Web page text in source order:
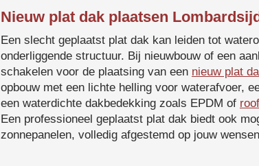
Nieuw plat dak plaatsen
Een slecht geplaatst plat dak kan leiden tot
onderliggende structuur. Bij nieuwbouw of een
schakelen voor de plaatsing van een nieuw plat
opbouw met een lichte helling voor waterafvoer,
een waterdichte dakbedekking zoals EPDM of
Een professioneel geplaatst plat dak biedt ook
zonnepanelen, volledig afgestemd op jouw